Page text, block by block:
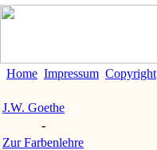
Home Impressum Copyright
J.W. Goethe
-
Zur Farbenlehre